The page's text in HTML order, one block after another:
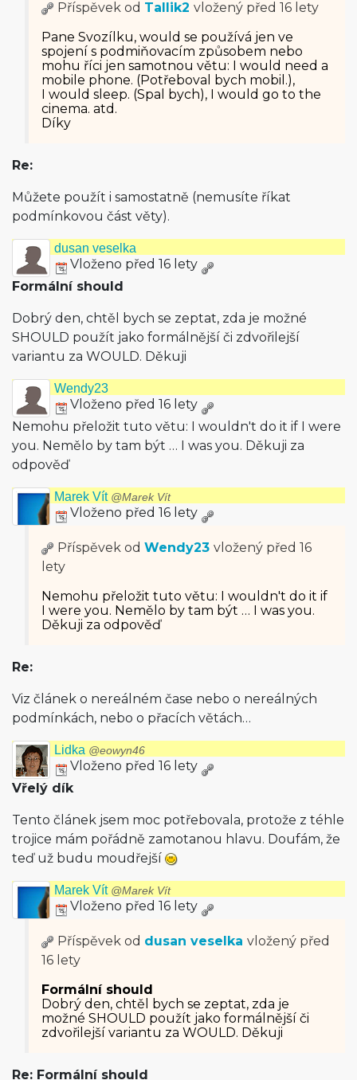
Příspěvek od Tallik2 vložený před 16 lety
Pane Svozílku, would se používá jen ve
spojení s podmiňovacím způsobem nebo
mohu říci jen samotnou větu: I would need a
mobile phone. (Potřeboval bych mobil.),
I would sleep. (Spal bych), I would go to the
cinema. atd.
Díky
Re:
Můžete použít i samostatně (nemusíte říkat
podmínkovou část věty).
dusan veselka
Vloženo před 16 lety
Formální should
Dobrý den, chtěl bych se zeptat, zda je možné
SHOULD použít jako formálnější či zdvořilejší
variantu za WOULD. Děkuji
Wendy23
Vloženo před 16 lety
Nemohu přeložit tuto větu: I wouldn't do it if I were
you. Nemělo by tam být … I was you. Děkuji za
odpověď
Marek Vít @Marek Vít
Vloženo před 16 lety
Příspěvek od Wendy23 vložený před 16
lety
Nemohu přeložit tuto větu: I wouldn't do it if
I were you. Nemělo by tam být … I was you.
Děkuji za odpověď
Re:
Viz článek o nereálném čase nebo o nereálných
podmínkách, nebo o přacích větách…
Lidka @eowyn46
Vloženo před 16 lety
Vřelý dík
Tento článek jsem moc potřebovala, protože z téhle
trojice mám pořádně zamotanou hlavu. Doufám, že
teď už budu moudřejší
Marek Vít @Marek Vít
Vloženo před 16 lety
Příspěvek od dusan veselka vložený před
16 lety
Formální should
Dobrý den, chtěl bych se zeptat, zda je
možné SHOULD použít jako formálnější či
zdvořilejší variantu za WOULD. Děkuji
Re: Formální should